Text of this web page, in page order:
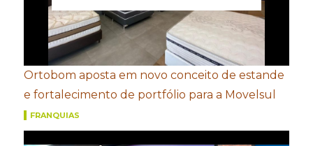
Ortobom aposta em novo conceito de estande
e fortalecimento de portfólio para a Movelsul
FRANQUIAS